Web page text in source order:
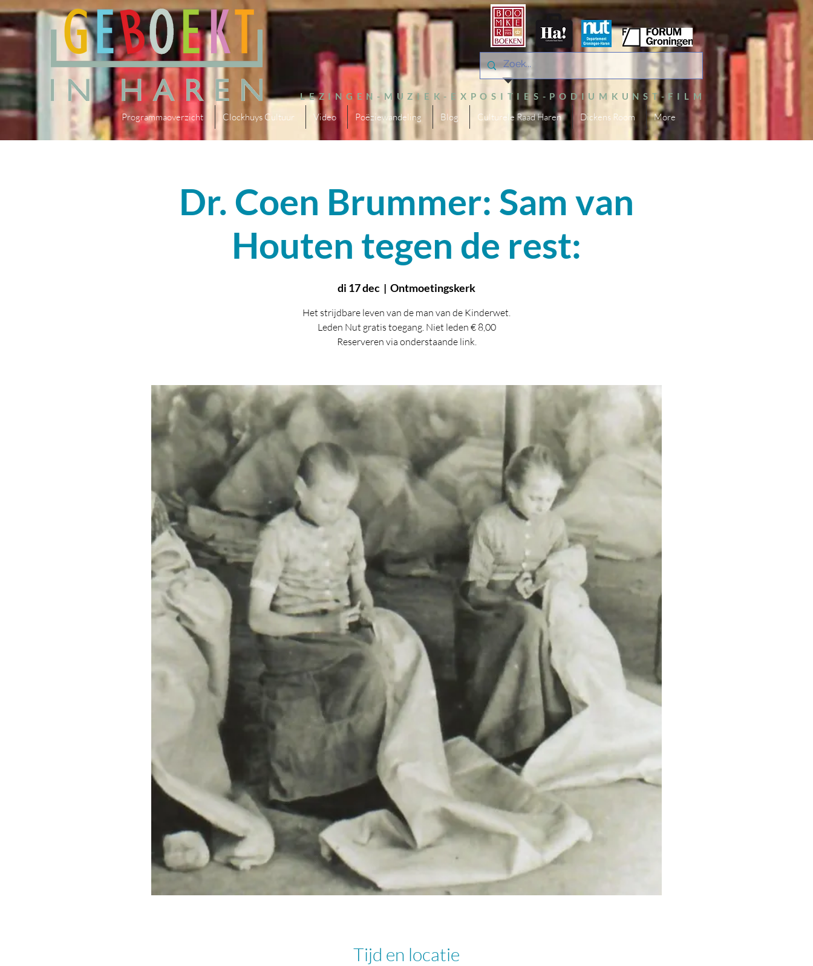
LEZINGEN-MUZIEK-EXPOSITIES-PODIUMKUNST-FILM
Programmaoverzicht Clockhuys Cultuur Video Poëziewandeling Blog Culturele Raad Haren Dickens Room More
Dr. Coen Brummer: Sam van
Houten tegen de rest:
di 17 dec
  |
Ontmoetingskerk
Het strijdbare leven van de man van de Kinderwet.
Leden Nut gratis toegang. Niet leden € 8,00
Reserveren via onderstaande link.
Tijd en locatie